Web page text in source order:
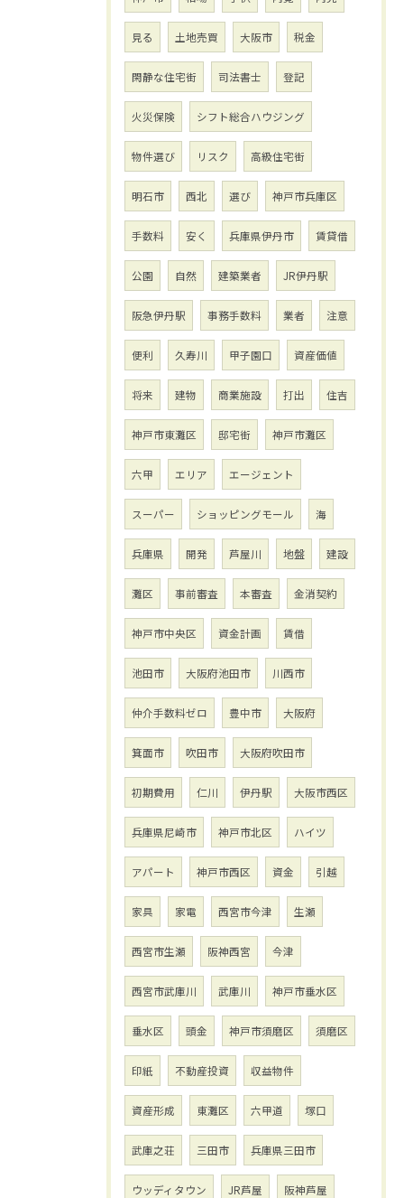
見る 土地売買 大阪市 税金
閑静な住宅街 司法書士 登記
火災保険 シフト総合ハウジング
物件選び リスク 高級住宅街
明石市 西北 選び 神戸市兵庫区
手数料 安く 兵庫県伊丹市 賃貸借
公園 自然 建築業者 JR伊丹駅
阪急伊丹駅 事務手数料 業者 注意
便利 久寿川 甲子園口 資産価値
将来 建物 商業施設 打出 住吉
神戸市東灘区 邸宅街 神戸市灘区
六甲 エリア エージェント
スーパー ショッピングモール 海
兵庫県 開発 芦屋川 地盤 建設
灘区 事前審査 本審査 金消契約
神戸市中央区 資金計画 賃借
池田市 大阪府池田市 川西市
仲介手数料ゼロ 豊中市 大阪府
箕面市 吹田市 大阪府吹田市
初期費用 仁川 伊丹駅 大阪市西区
兵庫県尼崎市 神戸市北区 ハイツ
アパート 神戸市西区 資金 引越
家具 家電 西宮市今津 生瀬
西宮市生瀬 阪神西宮 今津
西宮市武庫川 武庫川 神戸市垂水区
垂水区 頭金 神戸市須磨区 須磨区
印紙 不動産投資 収益物件
資産形成 東灘区 六甲道 塚口
武庫之荘 三田市 兵庫県三田市
ウッディタウン JR芦屋 阪神芦屋